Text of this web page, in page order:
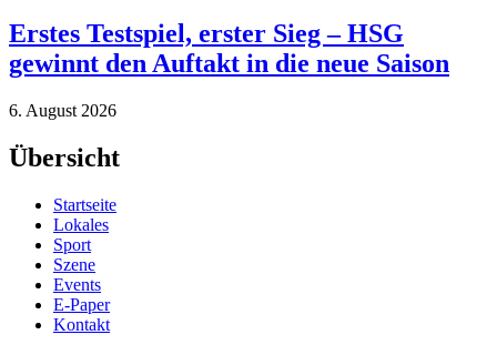
Erstes Testspiel, erster Sieg – HSG
gewinnt den Auftakt in die neue Saison
6. August 2026
Übersicht
Startseite
Lokales
Sport
Szene
Events
E-Paper
Kontakt